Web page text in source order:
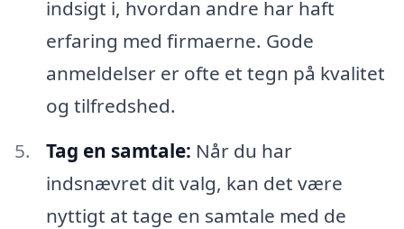
indsigt i, hvordan andre har haft
erfaring med firmaerne. Gode
anmeldelser er ofte et tegn på kvalitet
og tilfredshed.
Tag en samtale: Når du har
indsnævret dit valg, kan det være
nyttigt at tage en samtale med de